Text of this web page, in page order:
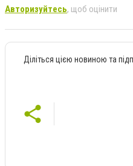
Авторизуйтесь, щоб оцінити
Діліться цією новиною та